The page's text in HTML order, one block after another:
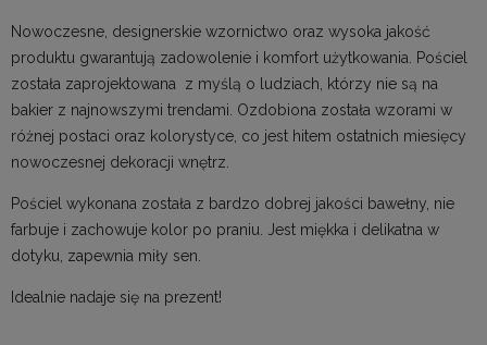
Nowoczesne, designerskie wzornictwo oraz wysoka jakość
produktu gwarantują zadowolenie i komfort użytkowania. Pościel
została zaprojektowana z myślą o ludziach, którzy nie są na
bakier z najnowszymi trendami. Ozdobiona została wzorami w
różnej postaci oraz kolorystyce, co jest hitem ostatnich miesięcy
nowoczesnej dekoracji wnętrz.
Pościel wykonana została z bardzo dobrej jakości bawełny, nie
farbuje i zachowuje kolor po praniu. Jest miękka i delikatna w
dotyku, zapewnia miły sen.
Idealnie nadaje się na prezent!